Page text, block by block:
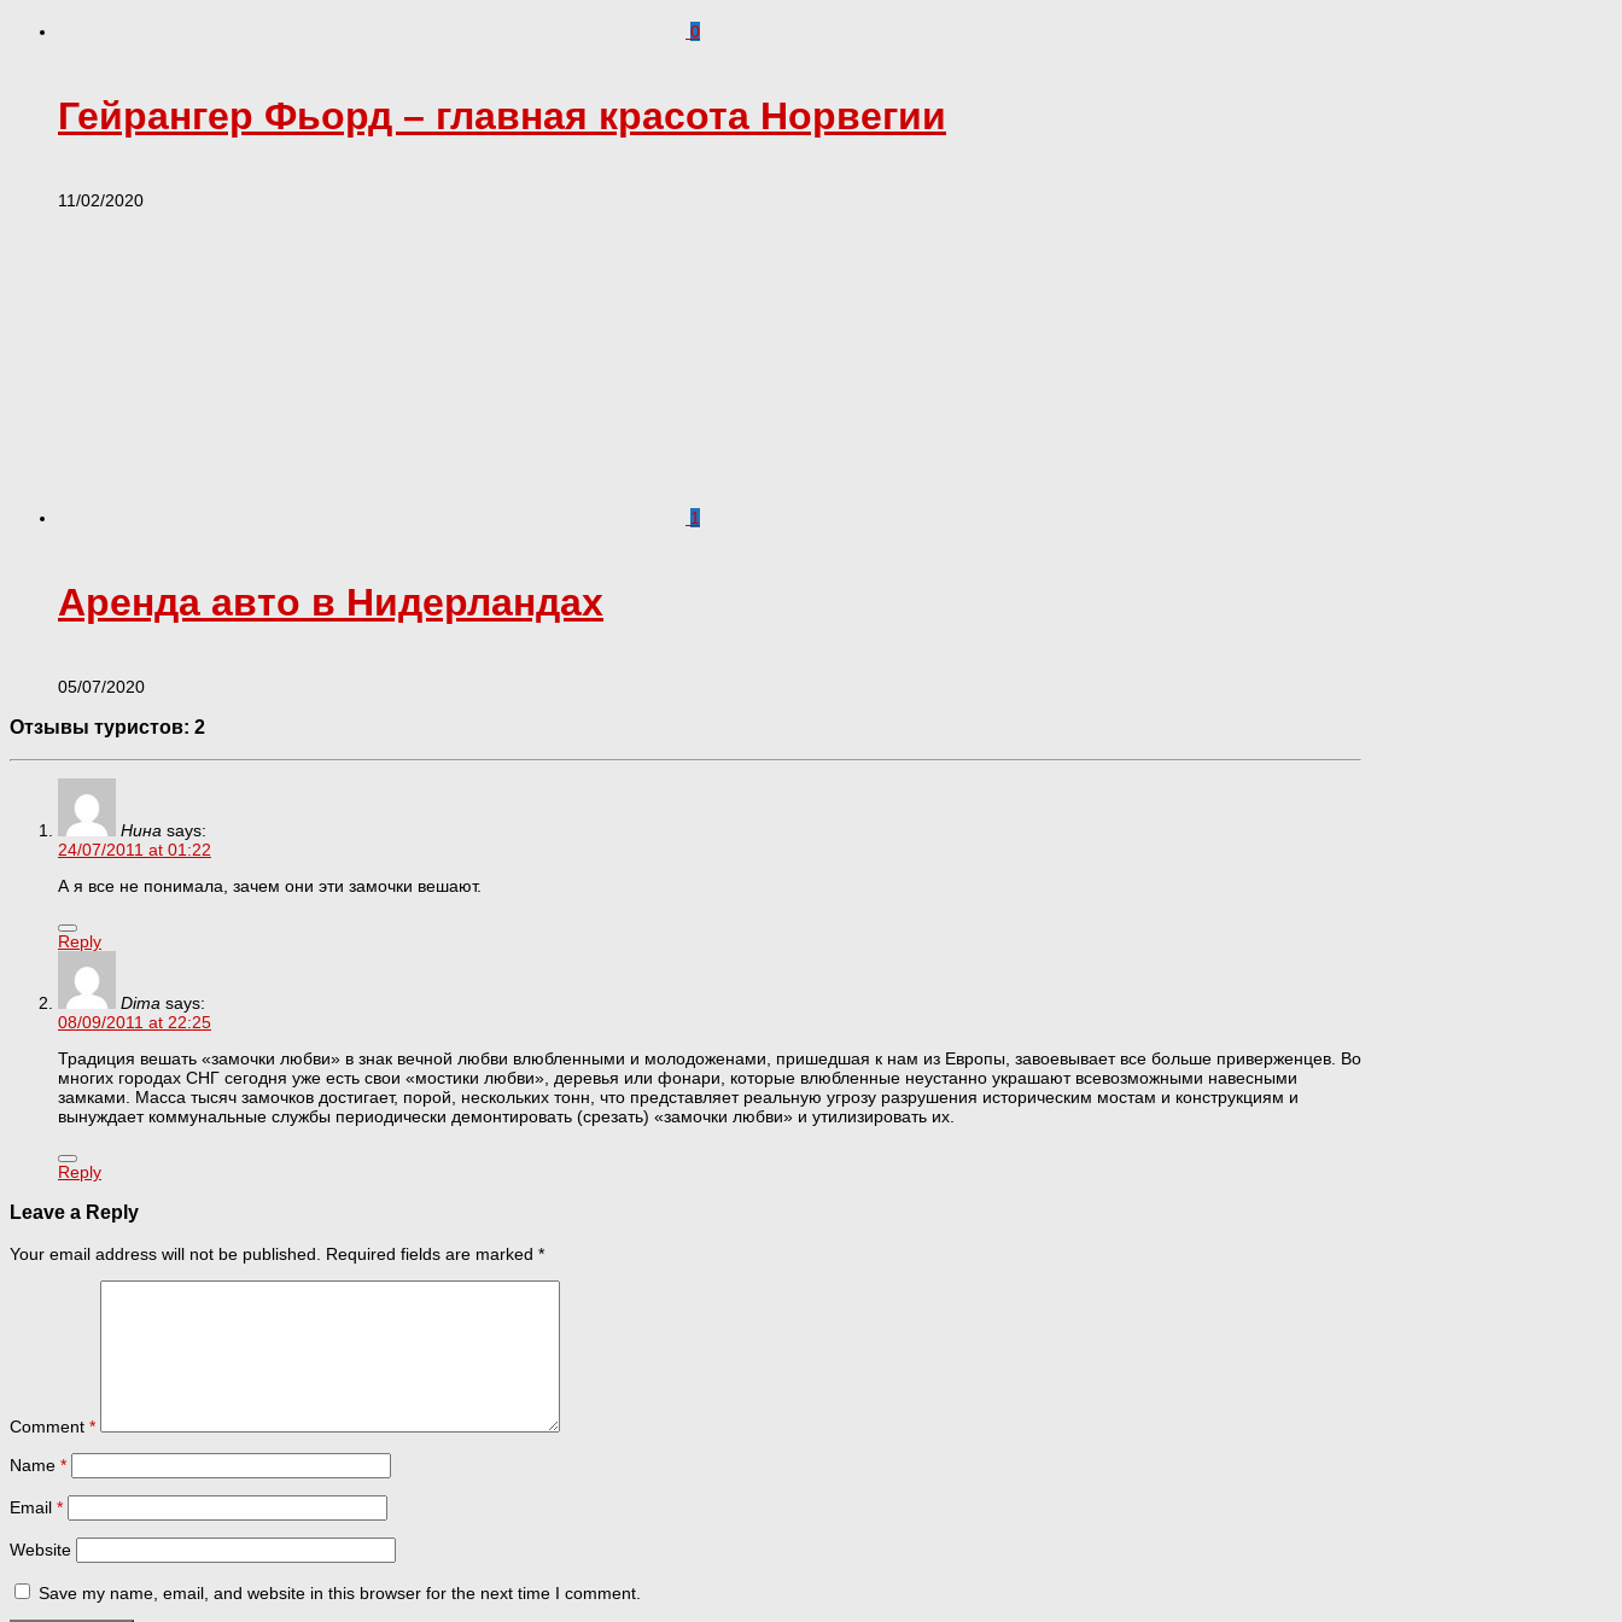
0
Гейрангер Фьорд – главная красота Норвегии
11/02/2020
1
Аренда авто в Нидерландах
05/07/2020
Отзывы туристов: 2
Нина says:
24/07/2011 at 01:22
А я все не понимала, зачем они эти замочки вешают.
Reply
Dima says:
08/09/2011 at 22:25
Традиция вешать «замочки любви» в знак вечной любви влюбленными и молодоженами, пришедшая к нам из Европы, завоевывает все больше приверженцев. Во
многих городах СНГ сегодня уже есть свои «мостики любви», деревья или фонари, которые влюбленные неустанно украшают всевозможными навесными
замками. Масса тысяч замочков достигает, порой, нескольких тонн, что представляет реальную угрозу разрушения историческим мостам и конструкциям и
вынуждает коммунальные службы периодически демонтировать (срезать) «замочки любви» и утилизировать их.
Reply
Leave a Reply
Your email address will not be published. Required fields are marked *
Comment *
Name *
Email *
Website
Save my name, email, and website in this browser for the next time I comment.